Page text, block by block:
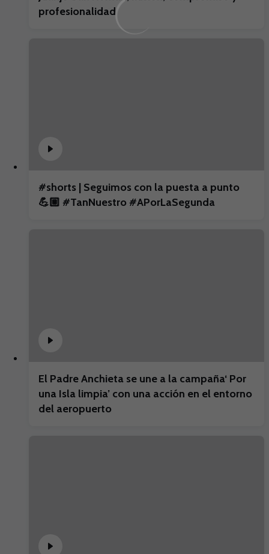
profesionalidad
#shorts | Seguimos con la puesta a punto
💪🏼 #TanNuestro #APorLaSegunda
El Padre Anchieta se une a la campaña‘ Por
una Isla limpia’ con una acción en el entorno
del aeropuerto